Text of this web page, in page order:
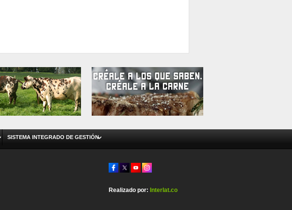
SISTEMA INTEGRADO DE GESTIÓN
Realizado por:Interlat.co